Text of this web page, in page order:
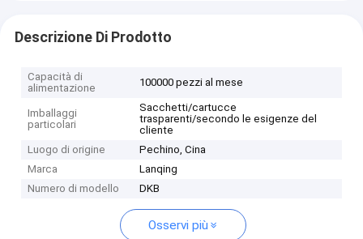
Descrizione Di Prodotto
Capacità di
alimentazione
100000 pezzi al mese
Imballaggi
particolari
Sacchetti/cartucce
trasparenti/secondo le esigenze del
cliente
Luogo di origine
Pechino, Cina
Marca
Lanqing
Numero di modello
DKB
Osservi più